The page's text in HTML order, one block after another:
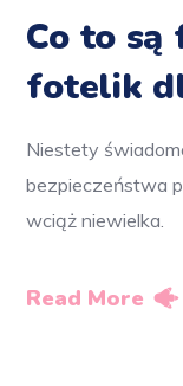
Co to są
fotelik
Niestety
bezpieczeństwa
wciąż niewielka.
Read More